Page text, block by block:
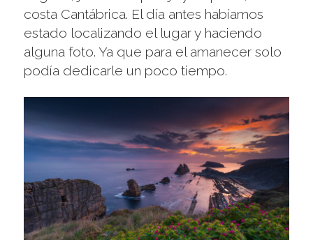
costa Cantábrica. El día antes habíamos
estado localizando el lugar y haciendo
alguna foto. Ya que para el amanecer solo
podía dedicarle un poco tiempo.